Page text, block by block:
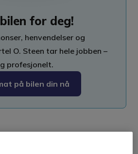
for deg!
henvendelser og
O. Steen tar hele jobben –
profesjonelt.
på bilen din nå